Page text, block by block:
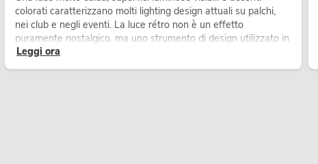
colorati caratterizzano molti lighting design attuali su palchi,
nei club e negli eventi. La luce rétro non è un effetto
puramente nostalgico, ma uno strumento di design utilizzato in
modo consapevole: crea atmosfera, dona carattere alle scene
e può rendere più emozionali i setup LED tecnici.
Leggi ora